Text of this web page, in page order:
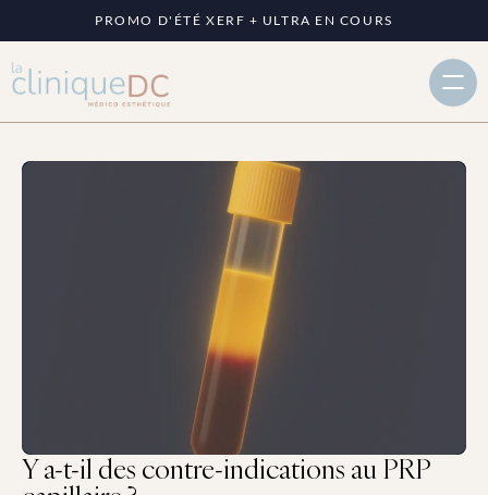
PROMO D'ÉTÉ XERF + ULTRA EN COURS
Y a-t-il des contre-indications au PRP